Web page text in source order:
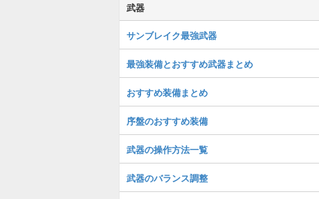
武器
サンブレイク最強武器
最強装備とおすすめ武器まとめ
おすすめ装備まとめ
序盤のおすすめ装備
武器の操作方法一覧
武器のバランス調整